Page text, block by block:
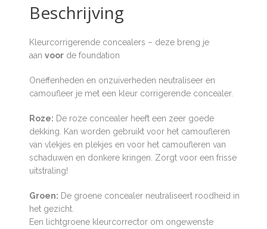
Beschrijving
Kleurcorrigerende concealers – deze breng je
aan voorde foundation
Oneffenheden en onzuiverheden neutraliseer en
camoufleer je met een kleur corrigerende concealer.
Roze: De roze concealer heeft een zeer goede
dekking. Kan worden gebruikt voor het camoufleren
van vlekjes en plekjes en voor het camoufleren van
schaduwen en donkere kringen. Zorgt voor een frisse
uitstraling!
Groen: De groene concealer neutraliseert roodheid in
het gezicht.
Een lichtgroene kleurcorrector om ongewenste